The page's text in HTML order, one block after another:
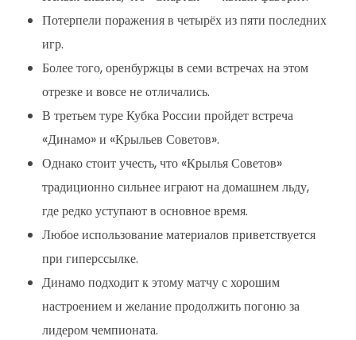
Потерпели поражения в четырёх из пяти последних
игр.
Более того, оренбуржцы в семи встречах на этом
отрезке и вовсе не отличались.
В третьем туре Кубка России пройдет встреча
«Динамо» и «Крыльев Советов».
Однако стоит учесть, что «Крылья Советов»
традиционно сильнее играют на домашнем льду,
где редко уступают в основное время.
Любое использование материалов приветствуется
при гиперссылке.
Динамо подходит к этому матчу с хорошим
настроением и желание продолжить погоню за
лидером чемпионата.